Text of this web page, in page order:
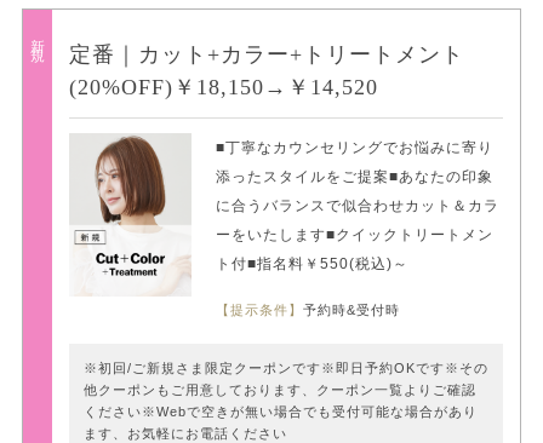
新規
定番｜カット+カラー+トリートメント
(20%OFF)￥18,150→￥14,520
■丁寧なカウンセリングでお悩みに寄り
添ったスタイルをご提案■あなたの印象
に合うバランスで似合わせカット＆カラ
ーをいたします■クイックトリートメン
ト付■指名料￥550(税込)～
【提示条件】予約時&受付時
※初回/ご新規さま限定クーポンです※即日予約OKです※その
他クーポンもご用意しております、クーポン一覧よりご確認
ください※Webで空きが無い場合でも受付可能な場合があり
ます、お気軽にお電話ください